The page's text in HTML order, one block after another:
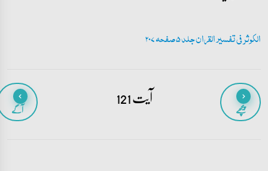
الکوثر فی تفسیر القران جلد 5 صفحہ 207
پیچھے آیت 121 آگے